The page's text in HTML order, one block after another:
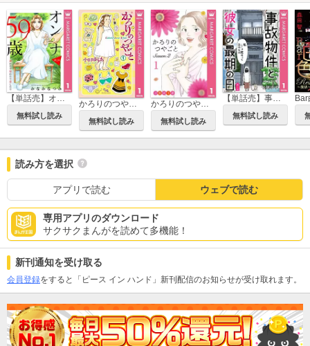
無料試し読み
かろりのつやごと
無料試し読み
かろりのつやごと Season2
無料試し読み
無料試し読み
読み方を選択
アプリで読む ウェブで読む
専用アプリのダウンロード
サクサクまんがを読めて多機能！
新刊通知を受け取る
会員登録をすると「ピース イン ハンド」新刊配信のお知らせが受け取れます。